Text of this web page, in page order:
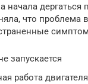
дергаться
что проблема
запускается
работа